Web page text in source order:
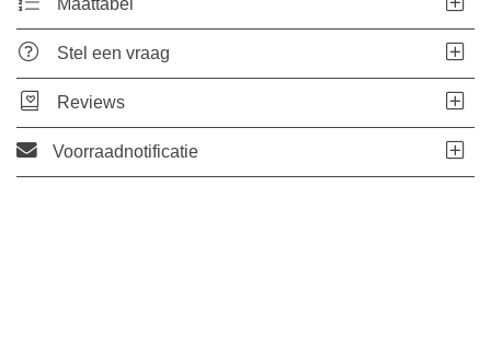
Maattabel
Stel een vraag
Reviews
Voorraadnotificatie